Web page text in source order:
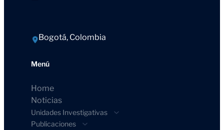
Bogotá, Colombia
Menú
Home
Noticias
Unidades Investigativas
Publicaciones